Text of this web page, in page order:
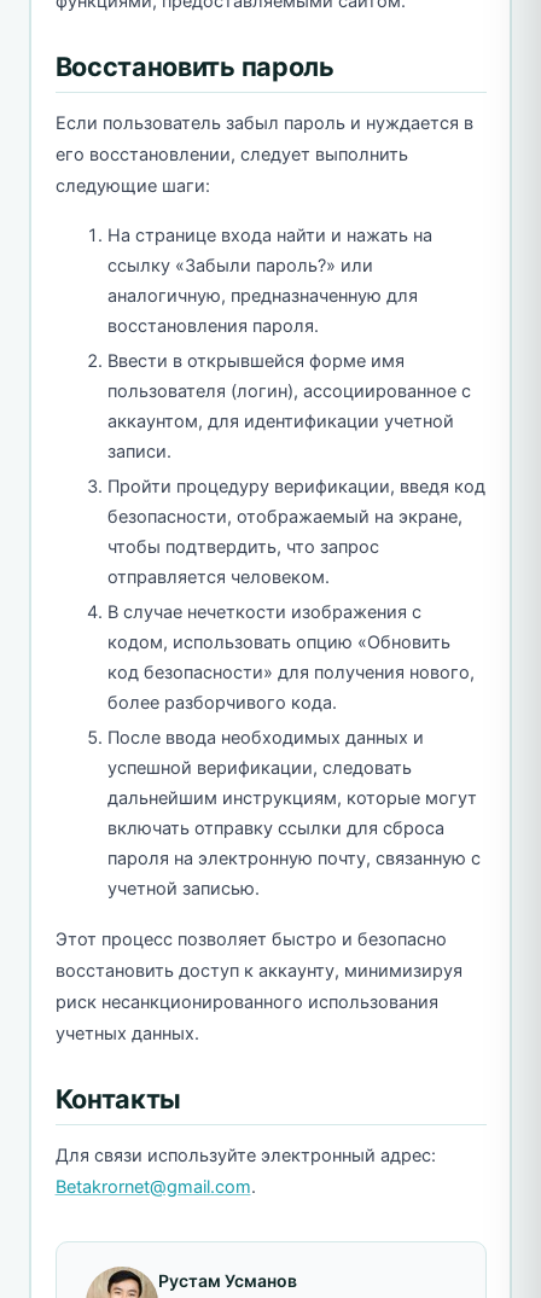
Восстановить пароль
Если пользователь забыл пароль и нуждается в
его восстановлении, следует выполнить
следующие шаги:
На странице входа найти и нажать на
ссылку «Забыли пароль?» или
аналогичную, предназначенную для
восстановления пароля.
Ввести в открывшейся форме имя
пользователя (логин), ассоциированное с
аккаунтом, для идентификации учетной
записи.
Пройти процедуру верификации, введя код
безопасности, отображаемый на экране,
чтобы подтвердить, что запрос
отправляется человеком.
В случае нечеткости изображения с
кодом, использовать опцию «Обновить
код безопасности» для получения нового,
более разборчивого кода.
После ввода необходимых данных и
успешной верификации, следовать
дальнейшим инструкциям, которые могут
включать отправку ссылки для сброса
пароля на электронную почту, связанную с
учетной записью.
Этот процесс позволяет быстро и безопасно
восстановить доступ к аккаунту, минимизируя
риск несанкционированного использования
учетных данных.
Контакты
Для связи используйте электронный адрес:
Betakrornet@gmail.com.
Рустам Усманов